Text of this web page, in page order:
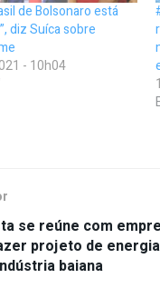
de Bolsonaro está
diz Suíca sobre
- 10h04
se reúne com
projeto de
baiana